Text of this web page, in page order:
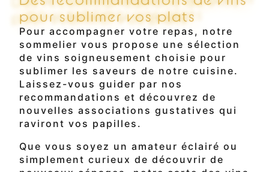
pour sublimer vos plats
Pour accompagner votre repas, notre
sommelier vous propose une sélection
de vins soigneusement choisie pour
sublimer les saveurs de notre cuisine.
Laissez-vous guider par nos
recommandations et découvrez de
nouvelles associations gustatives qui
raviront vos papilles.
Que vous soyez un amateur éclairé ou
simplement curieux de découvrir de